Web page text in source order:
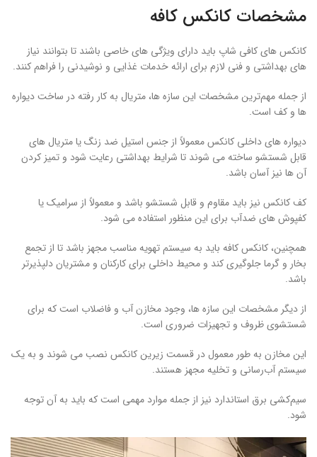
مشخصات کانکس کافه
کانکس ‌های کافی شاپ باید دارای ویژگی ‌های خاصی باشند تا بتوانند نیاز
های بهداشتی و فنی لازم برای ارائه خدمات غذایی و نوشیدنی را فراهم کنند.
از جمله مهم‌ترین مشخصات این سازه‌ ها، متریال به ‌کار رفته در ساخت دیواره
‌ها و کف است.
دیواره‌ های داخلی کانکس معمولاً از جنس استیل ضد زنگ یا متریال‌ های
قابل شستشو ساخته می ‌شوند تا شرایط بهداشتی رعایت شود و تمیز کردن
آن ‌ها نیز آسان باشد.
کف کانکس نیز باید مقاوم و قابل شستشو باشد و معمولاً از سرامیک یا
کفپوش ‌های ضدآب برای این منظور استفاده می ‌شود.
همچنین، کانکس کافه باید به سیستم تهویه مناسب مجهز باشد تا از تجمع
بخار و گرما جلوگیری کند و محیط داخلی برای کارکنان و مشتریان دلپذیرتر
باشد.
از دیگر مشخصات این سازه ‌ها، وجود مخازن آب و فاضلاب است که برای
شستشوی ظروف و تجهیزات ضروری است.
این مخازن به طور معمول در قسمت زیرین کانکس نصب می ‌شوند و به یک
سیستم آب‌رسانی و تخلیه مجهز هستند.
سیم‌کشی برق استاندارد نیز از جمله موارد مهمی است که باید به آن توجه
شود.